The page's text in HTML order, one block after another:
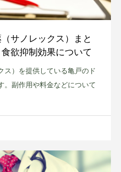
サノレックス）まと
欲抑制効果について
ス）を提供している亀戸のド
。副作用や料金などについて